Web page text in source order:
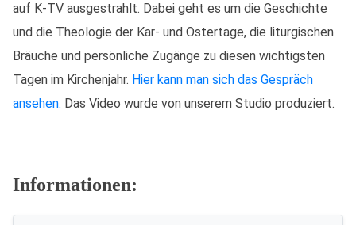
auf K-TV ausgestrahlt. Dabei geht es um die Geschichte
und die Theologie der Kar- und Ostertage, die liturgischen
Bräuche und persönliche Zugänge zu diesen wichtigsten
Tagen im Kirchenjahr. Hier kann man sich das Gespräch
ansehen. Das Video wurde von unserem Studio produziert.
Informationen: